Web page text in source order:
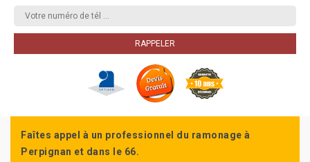
Faîtes appel à un professionnel du ramonage à
Perpignan et dans le 66.